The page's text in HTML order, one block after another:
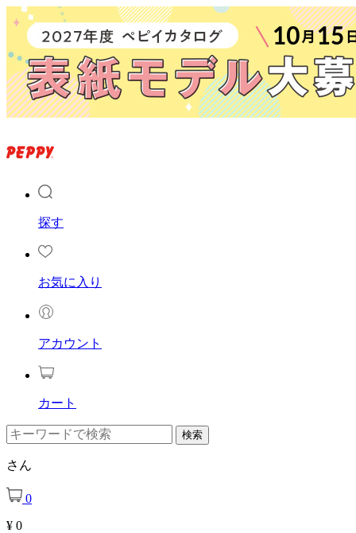
探す
お気に入り
アカウント
カート
さん
0
¥ 0